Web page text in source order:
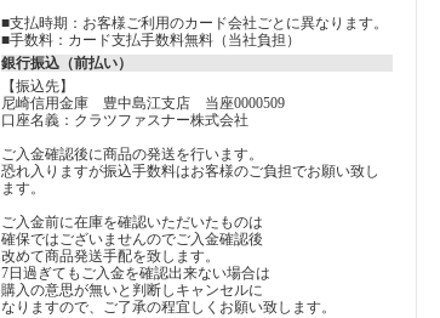
■支払時期：お客様ご利用のカード会社ごとに異なります。
■手数料：カード支払手数料無料（当社負担）
銀行振込（前払い）
【振込先】
尼崎信用金庫 豊中島江支店 当座0000509
口座名義：クラツファスナー株式会社
ご入金確認後に商品の発送を行います。
恐れ入りますが振込手数料はお客様のご負担でお願い致し
ます。
ご入金前に在庫を確認いただいたものは
確保ではございませんのでご入金確認後
改めて商品発送手配を致します。
7日過ぎてもご入金を確認出来ない場合は
購入の意思が無いと判断しキャンセルに
なりますので、ご了承の程宜しくお願い致します。